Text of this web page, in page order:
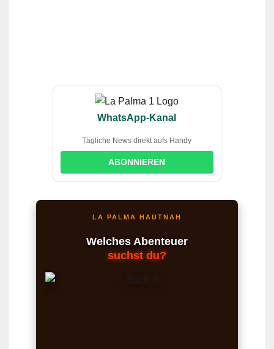
WhatsApp-Kanal
Tägliche News direkt aufs Handy
ABONNIEREN
LA PALMA HAUTNAH
Welches Abenteuer
suchst du?